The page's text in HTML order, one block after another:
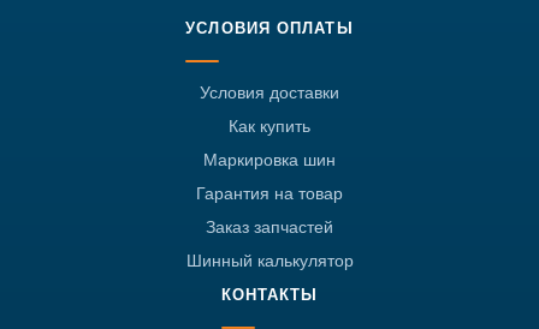
УСЛОВИЯ ОПЛАТЫ
Условия доставки
Как купить
Маркировка шин
Гарантия на товар
Заказ запчастей
Шинный калькулятор
КОНТАКТЫ